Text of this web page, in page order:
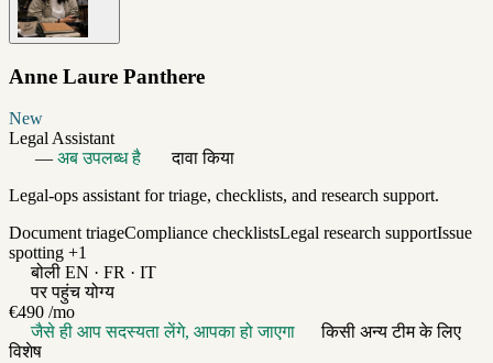
Anne Laure Panthere
New
Legal Assistant
— अब उपलब्ध है
दावा किया
Legal-ops assistant for triage, checklists, and research support.
Document triageCompliance checklistsLegal research supportIssue
spotting +1
बोली EN · FR · IT
पर पहुंच योग्य
€490 /mo
जैसे ही आप सदस्यता लेंगे, आपका हो जाएगा
किसी अन्य टीम के लिए
विशेष